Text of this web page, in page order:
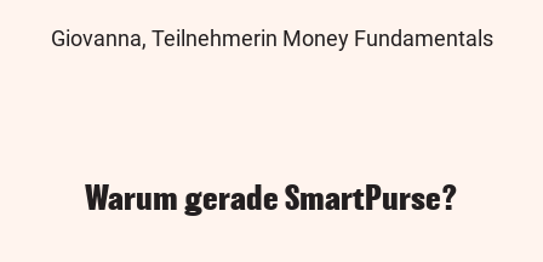
Author
Giovanna, Teilnehmerin Money Fundamentals
Warum gerade SmartPurse?